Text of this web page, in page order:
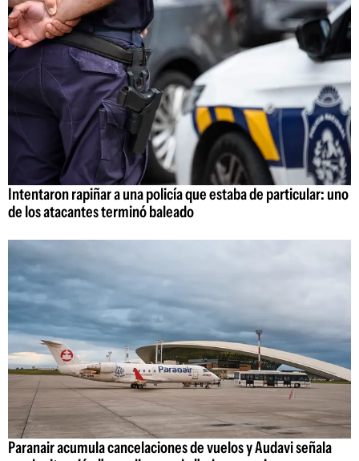
Intentaron rapiñar a una policía que estaba de particular: uno
de los atacantes terminó baleado
Paranair acumula cancelaciones de vuelos y Audavi señala